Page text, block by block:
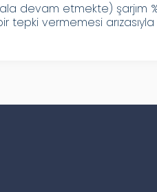
devam etmekte) şarjım
vermemesi arızasıyla